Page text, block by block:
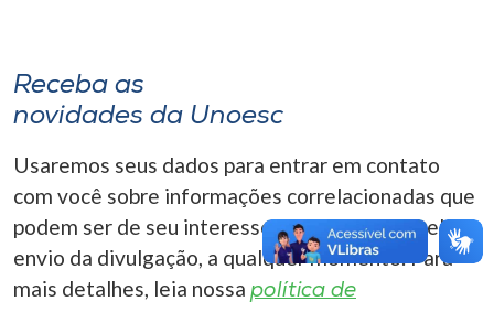
A+
A-
Receba as
novidades da Unoesc
Usaremos seus dados para entrar em contato
com você sobre informações correlacionadas que
podem ser de seu interesse. Você pode cancelar o
envio da divulgação, a qualquer momento. Para
mais detalhes, leia nossa política de